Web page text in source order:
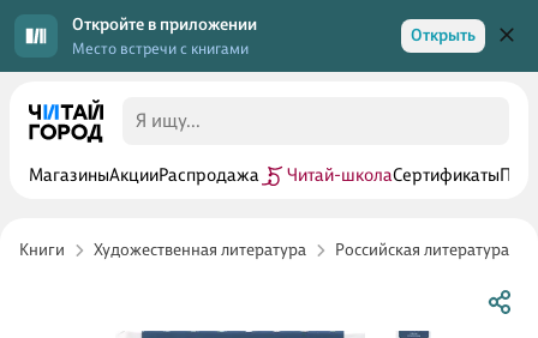
Откройте в приложении
Место встречи с книгами
Открыть
МагазиныАкцииРаспродажа Читай-школаСертификаты
Книги Художественная литература Российская литература